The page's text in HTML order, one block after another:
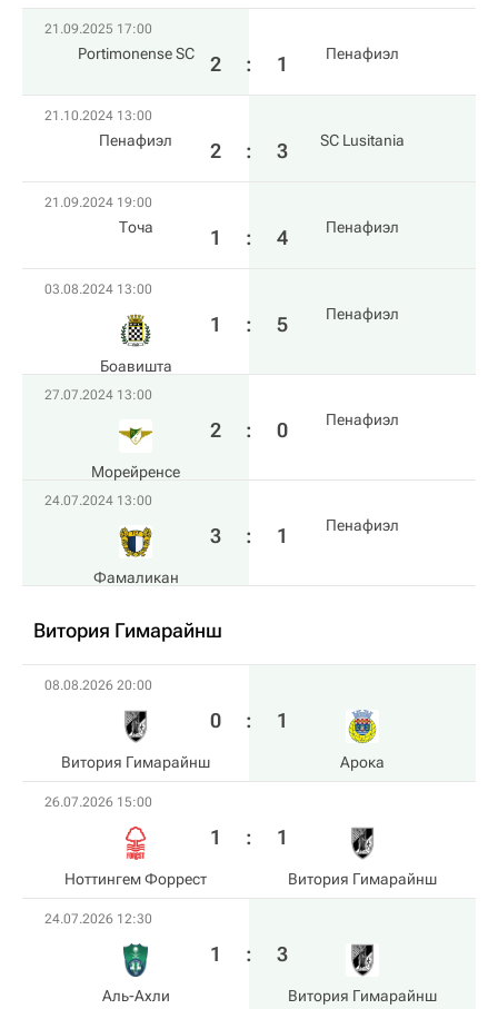
21.09.2025 17:00
Portimonense SC 2 : 1 Пенафиэл
21.10.2024 13:00
Пенафиэл 2 : 3 SC Lusitania
21.09.2024 19:00
Точа 1 : 4 Пенафиэл
03.08.2024 13:00
Боавишта
1 : 5 Пенафиэл
27.07.2024 13:00
Морейренсе
2 : 0 Пенафиэл
24.07.2024 13:00
Фамаликан
3 : 1 Пенафиэл
Витория Гимарайнш
08.08.2026 20:00
Витория Гимарайнш
0 : 1
Арока
26.07.2026 15:00
Ноттингем Форрест
1 : 1
Витория Гимарайнш
24.07.2026 12:30
Аль-Ахли
1 : 3
Витория Гимарайнш